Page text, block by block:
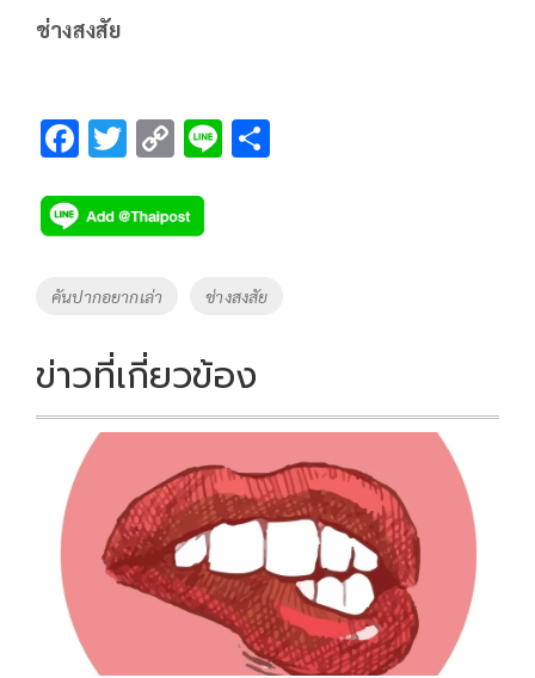
ช่างสงสัย
F
e
b
o
k
T
tt
er
C
p
y
Li
k
Li
Tags
คันปากอยากเล่า ช่างสงสัย
ข่าวที่เกี่ยวข้อง